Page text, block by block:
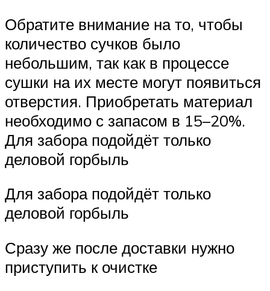
Обратите внимание на то, чтобы
количество сучков было
небольшим, так как в процессе
сушки на их месте могут появиться
отверстия. Приобретать материал
необходимо с запасом в 15–20%.
Для забора подойдёт только
деловой горбыль
Для забора подойдёт только
деловой горбыль
Сразу же после доставки нужно
приступить к очистке